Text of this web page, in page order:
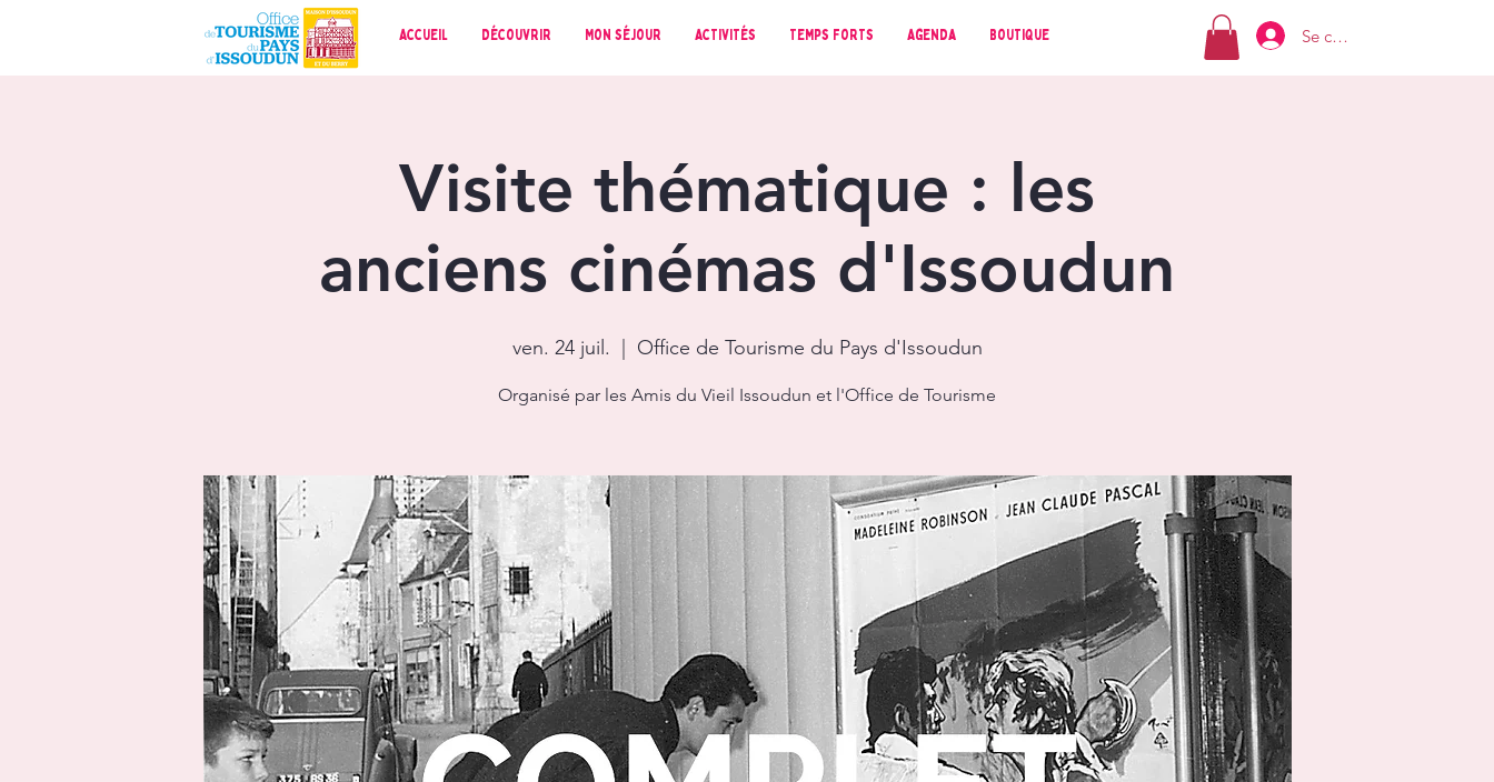
Accueil Découvrir Mon séjour Activités Temps forts Agenda Boutique Se connecter
Visite thématique : les
anciens cinémas d'Issoudun
ven. 24 juil.
  |
Office de Tourisme du Pays d'Issoudun
Organisé par les Amis du Vieil Issoudun et l'Office de Tourisme